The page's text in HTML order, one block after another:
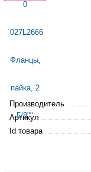
Производитель
Артикул
Id товара